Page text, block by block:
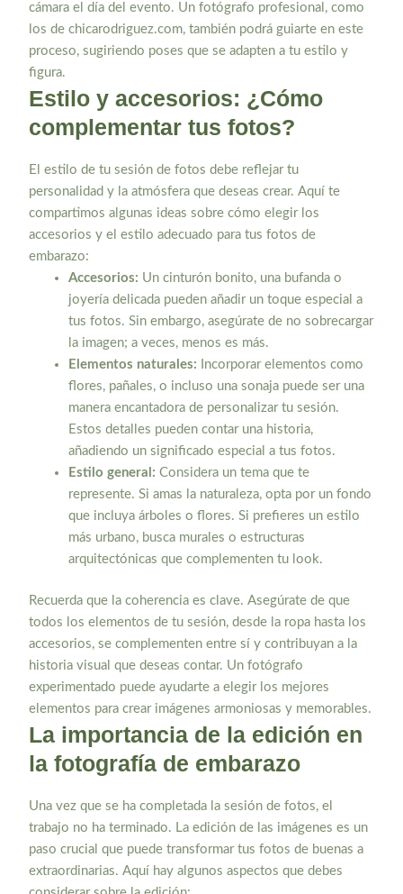
cámara el día del evento. Un fotógrafo profesional, como
los de chicarodriguez.com, también podrá guiarte en este
proceso, sugiriendo poses que se adapten a tu estilo y
figura.
Estilo y accesorios: ¿Cómo
complementar tus fotos?
El estilo de tu sesión de fotos debe reflejar tu
personalidad y la atmósfera que deseas crear. Aquí te
compartimos algunas ideas sobre cómo elegir los
accesorios y el estilo adecuado para tus fotos de
embarazo:
Accesorios: Un cinturón bonito, una bufanda o
joyería delicada pueden añadir un toque especial a
tus fotos. Sin embargo, asegúrate de no sobrecargar
la imagen; a veces, menos es más.
Elementos naturales: Incorporar elementos como
flores, pañales, o incluso una sonaja puede ser una
manera encantadora de personalizar tu sesión.
Estos detalles pueden contar una historia,
añadiendo un significado especial a tus fotos.
Estilo general: Considera un tema que te
represente. Si amas la naturaleza, opta por un fondo
que incluya árboles o flores. Si prefieres un estilo
más urbano, busca murales o estructuras
arquitectónicas que complementen tu look.
Recuerda que la coherencia es clave. Asegúrate de que
todos los elementos de tu sesión, desde la ropa hasta los
accesorios, se complementen entre sí y contribuyan a la
historia visual que deseas contar. Un fotógrafo
experimentado puede ayudarte a elegir los mejores
elementos para crear imágenes armoniosas y memorables.
La importancia de la edición en
la fotografía de embarazo
Una vez que se ha completada la sesión de fotos, el
trabajo no ha terminado. La edición de las imágenes es un
paso crucial que puede transformar tus fotos de buenas a
extraordinarias. Aquí hay algunos aspectos que debes